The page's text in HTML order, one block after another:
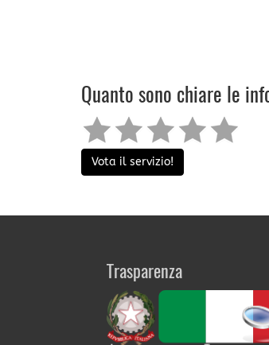
Quanto sono chiare le
Vota il servizio!
Trasparenza